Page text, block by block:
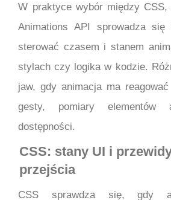
W praktyce wybór między
Animations API sprowadza
sterować czasem i stanem
stylach czy logika w kodzie.
jaw, gdy animacja ma
gesty, pomiary elementów
dostępności.
CSS: stany UI i
przejścia
CSS sprawdza się, gdy